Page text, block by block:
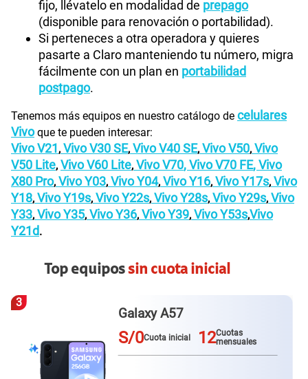
fijo, llévatelo en modalidad de prepago
(disponible para renovación o portabilidad).
Si perteneces a otra operadora y quieres
pasarte a Claro manteniendo tu número, migra
fácilmente con un plan en portabilidad
postpago.
Tenemos más equipos en nuestro catálogo de celulares
Vivoque te pueden interesar:
Vivo V21, Vivo V30 SE, Vivo V40 SE, Vivo V50, Vivo
V50 Lite, Vivo V60 Lite, Vivo V70,Vivo V70 FE,Vivo
X80 Pro, Vivo Y03, Vivo Y04, Vivo Y16, Vivo Y17s, Vivo
Y18, Vivo Y19s, Vivo Y22s, Vivo Y28s, Vivo Y29s, Vivo
Y33, Vivo Y35, Vivo Y36, Vivo Y39, Vivo Y53s,Vivo
Y21d.
Top equipossin cuota inicial
3
Galaxy A57
S/0Cuota inicial 12Cuotas
mensuales